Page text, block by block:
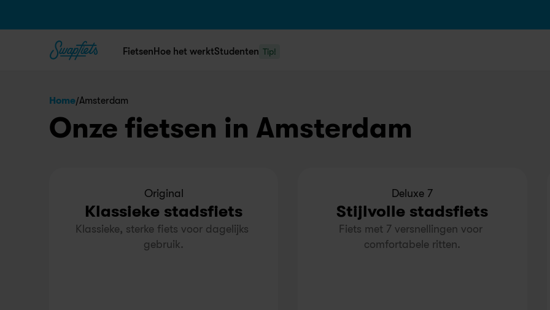
Fietsen Hoe het werktStudenten Tip!
Home/Amsterdam
Onze fietsen in Amsterdam
Original
Klassieke stadsfiets
Klassieke, sterke fiets voor dagelijks
gebruik.
Deluxe 7
Stijlvolle stadsfiets
Fiets met 7 versnellingen voor
comfortabele ritten.